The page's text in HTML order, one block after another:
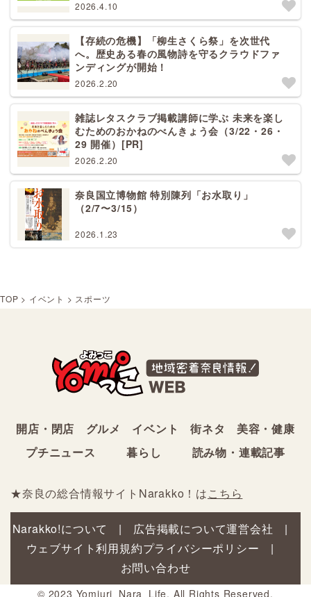
2026.4.10
【存続の危機】「柳生さくら祭」を次世代
へ。歴史ある春の風物詩を守るクラウドファ
ンディングが開始！
2026.2.20
雑誌レタスクラブ掲載講師に学ぶ 未来を楽し
むためのおかねのべんきょう会（3/22・26・
29 開催）[PR]
2026.2.20
奈良国立博物館 特別陳列「お水取り」
（2/7〜3/15）
2026.1.23
TOP > イベント > スポーツ
開店・閉店 グルメ イベント 街ネタ
美容・健康
プチニュース
暮らし 読み物・連載記事
★奈良の総合情報サイトNarakko！はこちら
Narakko!について 広告掲載について運営会社
ウェブサイト利用規約プライバシーポリシー
お問い合わせ
© 2023 Yomiuri_Nara_Life. All Rights Reserved.